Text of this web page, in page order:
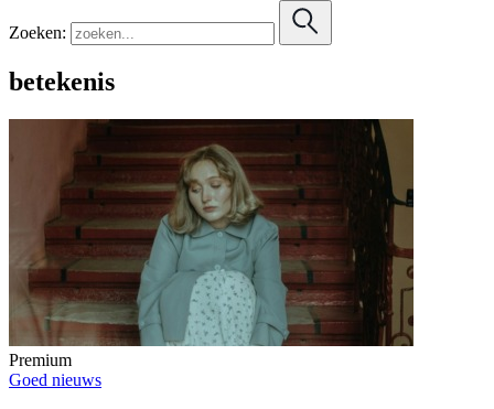
Zoeken:
betekenis
Premium
Goed nieuws